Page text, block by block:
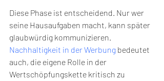
Diese Phase ist entscheidend. Nur wer
seine Hausaufgaben macht, kann später
glaubwürdig kommunizieren.
Nachhaltigkeit in der Werbung bedeutet
auch, die eigene Rolle in der
Wertschöpfungskette kritisch zu